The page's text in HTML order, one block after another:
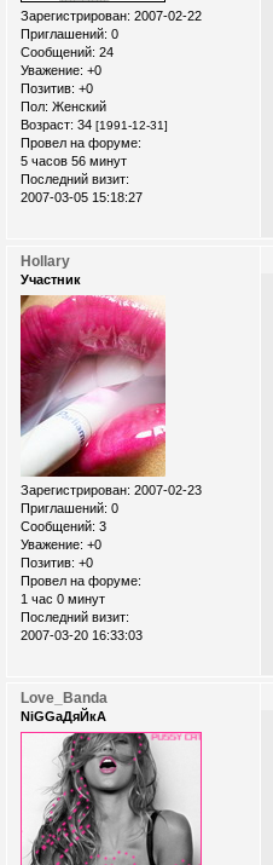
Зарегистрирован: 2007-02-22
Приглашений: 0
Сообщений: 24
Уважение: +0
Позитив: +0
Пол: Женский
Возраст: 34 [1991-12-31]
Провел на форуме:
5 часов 56 минут
Последний визит:
2007-03-05 15:18:27
Hollary
Участник
Зарегистрирован: 2007-02-23
Приглашений: 0
Сообщений: 3
Уважение: +0
Позитив: +0
Провел на форуме:
1 час 0 минут
Последний визит:
2007-03-20 16:33:03
Love_Banda
NiGGaДяЙкА